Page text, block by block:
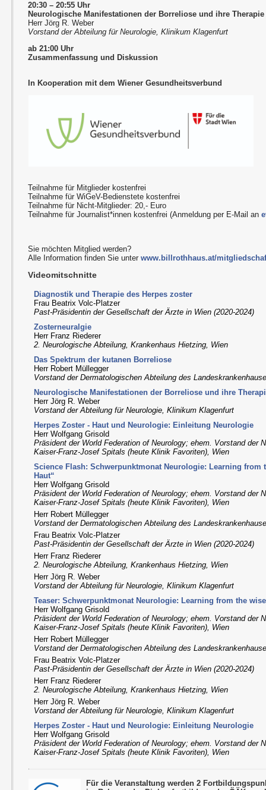
20:30 – 20:55 Uhr
Neurologische Manifestationen der Borreliose und ihre Therapie
Herr Jörg R. Weber
Vorstand der Abteilung für Neurologie, Klinikum Klagenfurt
ab 21:00 Uhr
Zusammenfassung und Diskussion
In Kooperation mit dem Wiener Gesundheitsverbund
Teilnahme für Mitglieder kostenfrei
Teilnahme für WiGeV-Bedienstete kostenfrei
Teilnahme für Nicht-Mitglieder: 20,- Euro
Teilnahme für Journalist*innen kostenfrei (Anmeldung per E-Mail an
Sie möchten Mitglied werden?
Alle Information finden Sie unterwww.billrothhaus.at/
Videomitschnitte
Diagnostik und Therapie des Herpes zoster
Frau Beatrix Volc-Platzer
Past-Präsidentin der Gesellschaft der Ärzte in Wien (2020-2024)
Zosterneuralgie
Herr Franz Riederer
2. Neurologische Abteilung, Krankenhaus Hietzing, Wien
Das Spektrum der kutanen Borreliose
Herr Robert Müllegger
Vorstand der Dermatologischen Abteilung des
Neurologische Manifestationen der Borreliose und ihre
Herr Jörg R. Weber
Vorstand der Abteilung für Neurologie, Klinikum Klagenfurt
Herpes Zoster - Haut und Neurologie: Einleitung Neurologie
Herr Wolfgang Grisold
Präsident der World Federation of Neurology; ehem. Vorstand der
Kaiser-Franz-Josef Spitals (heute Klinik Favoriten), Wien
Science Flash: Schwerpunktmonat Neurologie: Learning from
Haut“
Herr Wolfgang Grisold
Präsident der World Federation of Neurology; ehem. Vorstand der
Kaiser-Franz-Josef Spitals (heute Klinik Favoriten), Wien
Herr Robert Müllegger
Vorstand der Dermatologischen Abteilung des
Frau Beatrix Volc-Platzer
Past-Präsidentin der Gesellschaft der Ärzte in Wien (2020-2024)
Herr Franz Riederer
2. Neurologische Abteilung, Krankenhaus Hietzing, Wien
Herr Jörg R. Weber
Vorstand der Abteilung für Neurologie, Klinikum Klagenfurt
Teaser: Schwerpunktmonat Neurologie: Learning from the
Herr Wolfgang Grisold
Präsident der World Federation of Neurology; ehem. Vorstand der
Kaiser-Franz-Josef Spitals (heute Klinik Favoriten), Wien
Herr Robert Müllegger
Vorstand der Dermatologischen Abteilung des
Frau Beatrix Volc-Platzer
Past-Präsidentin der Gesellschaft der Ärzte in Wien (2020-2024)
Herr Franz Riederer
2. Neurologische Abteilung, Krankenhaus Hietzing, Wien
Herr Jörg R. Weber
Vorstand der Abteilung für Neurologie, Klinikum Klagenfurt
Herpes Zoster - Haut und Neurologie: Einleitung Neurologie
Herr Wolfgang Grisold
Präsident der World Federation of Neurology; ehem. Vorstand der
Kaiser-Franz-Josef Spitals (heute Klinik Favoriten), Wien
Für die Veranstaltung werden 2